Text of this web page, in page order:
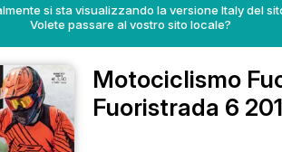
si sta visualizzando la versione Italy del
Volete passare al vostro sito locale?
Motociclismo
Fuoristrada 6